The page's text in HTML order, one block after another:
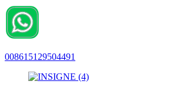
008615129504491